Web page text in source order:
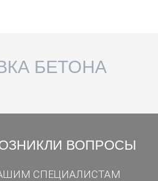
БЕТОНА
ВОПРОСЫ
СПЕЦИАЛИСТАМ